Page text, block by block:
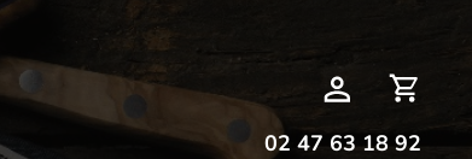
Mon
devis
02 47 63 18 92